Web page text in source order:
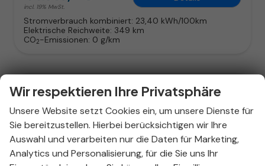
incl. 19% MwSt.
Stromverbrauch kombiniert: 23,40 kWh/100km
Elektrische Reichweite: 349 km
CO2-Emissionen: 0 g/km
Wir respektieren Ihre Privatsphäre
Unsere Website setzt Cookies ein, um unsere Dienste für
Sie bereitzustellen. Hierbei berücksichtigen wir Ihre
Auswahl und verarbeiten nur die Daten für Marketing,
Analytics und Personalisierung, für die Sie uns Ihr